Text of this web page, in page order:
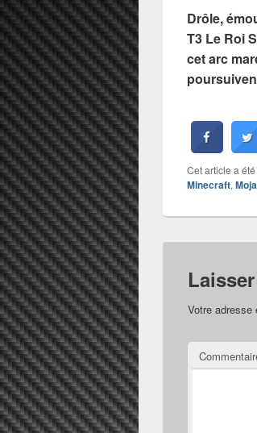
Drôle,
T3 Le Roi
cet arc
Cet article a
Minecraft,
Votre adresse